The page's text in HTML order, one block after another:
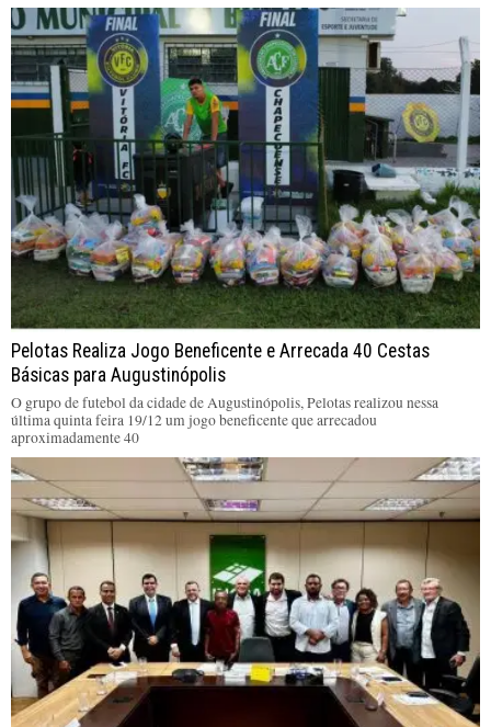
Pelotas Realiza Jogo Beneficente e Arrecada 40 Cestas
Básicas para Augustinópolis
O grupo de futebol da cidade de Augustinópolis, Pelotas realizou nessa
última quinta feira 19/12 um jogo beneficente que arrecadou
aproximadamente 40